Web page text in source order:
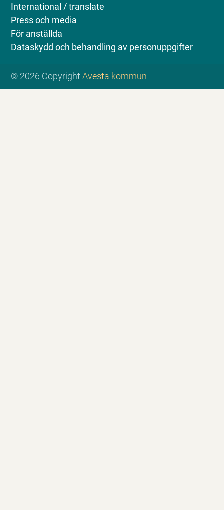
International / translate
Press och media
För anställda
Dataskydd och behandling av personuppgifter
© 2026 CopyrightAvesta kommun